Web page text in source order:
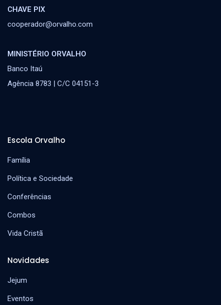
Novidades
Jejum
Eventos
Escola Orvalho
Família
Política e Sociedade
Conferências
Combos
Vida Cristã
CHAVE PIX
cooperador@orvalho.com
MINISTÉRIO ORVALHO
Banco Itaú
Agência 8783 | C/C 04151-3